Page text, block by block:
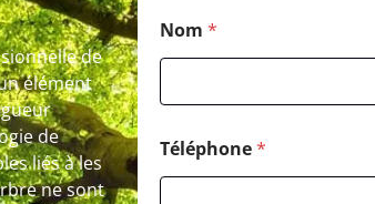
de
élément
de
liés à les
ne sont
Nom *
Téléphone*